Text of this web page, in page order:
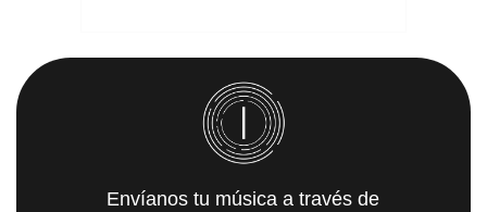
Envíanos tu música a través de